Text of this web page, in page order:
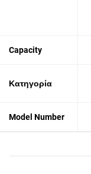
Capacity
Κατηγορία
Model Number